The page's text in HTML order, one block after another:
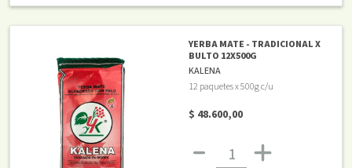
YERBA MATE - TRADICIONAL X
BULTO 12X500G
KALENA
12 paquetes x 500g c/u
$ 48.600,00